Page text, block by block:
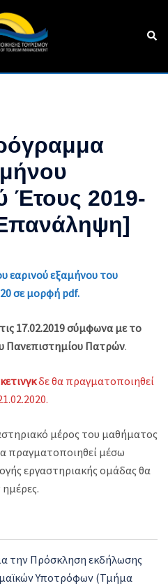
Έτους 2019-
εαρινού εξαμήνου του
σε μορφή pdf.
17.02.2019 σύμφωνα με το
Πανεπιστημίου Πατρών.
δε θα πραγματοποιηθεί
μέρος του μαθήματος
πραγματοποιηθεί μέσω
εργαστηριακής ομάδας θα
την Πρόσκληση εκδήλωσης
Υποτρόφων (Τμήμα